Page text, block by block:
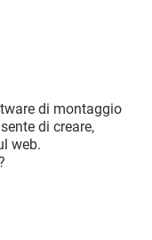
di montaggio
di creare,
web.